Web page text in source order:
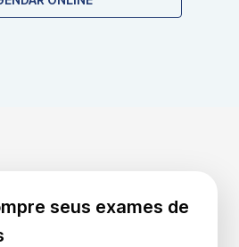
seus exames de